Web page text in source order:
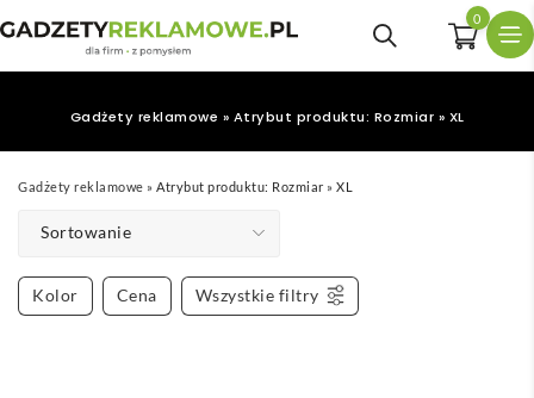
0
Gadżety reklamowe » Atrybut produktu: Rozmiar » XL
Gadżety reklamowe » Atrybut produktu: Rozmiar » XL
Sortowanie
Kolor Cena Wszystkie filtry